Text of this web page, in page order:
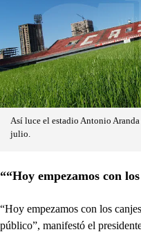
Así luce el estadio Antonio
julio.
““Hoy empezamos con
“Hoy empezamos con los
público”, manifestó el